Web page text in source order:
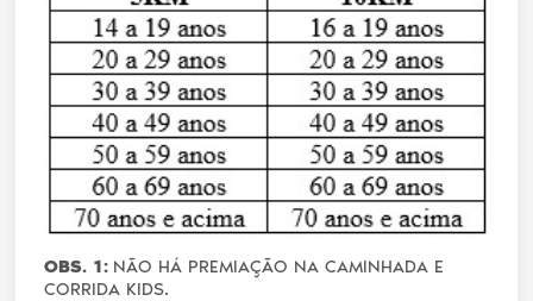
OBS. 1: NÃO HÁ PREMIAÇÃO NA CAMINHADA E
CORRIDA KIDS.